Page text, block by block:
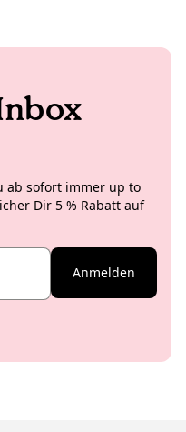
ab sofort immer up to
Dir 5 % Rabatt auf
Anmelden